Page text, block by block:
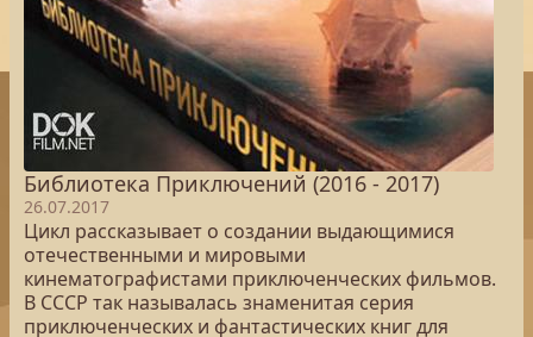
Библиотека Приключений (2016 - 2017)
26.07.2017
Цикл рассказывает о создании выдающимися
отечественными и мировыми
кинематографистами приключенческих фильмов.
В СССР так называлась знаменитая серия
приключенческих и фантастических книг для